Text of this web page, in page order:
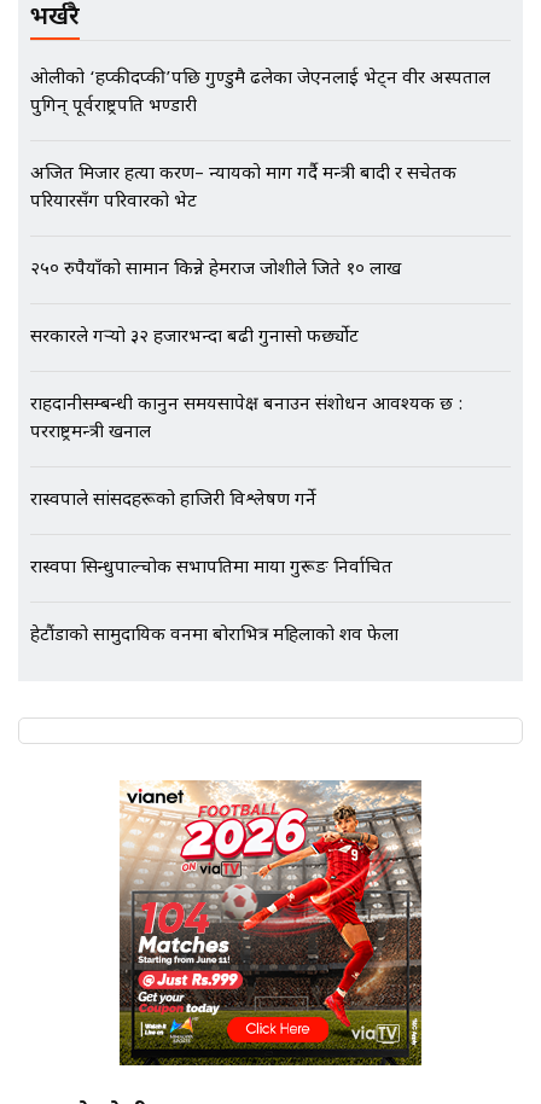
अर्ब बढी घुस!|| SIDHAKURA ||
गायब || Everest Hospital
Followup: CCTV Footage Lost |
भर्खरै
ओलीको ‘हप्कीदप्की’पछि गुण्डुमै ढलेका जेएनलाई भेट्न वीर अस्पताल
पुगिन् पूर्वराष्ट्रपति भण्डारी
अजित मिजार हत्या प्रकरण– न्यायको माग गर्दै मन्त्री बादी र सचेतक
परियारसँग परिवारको भेट
२५० रुपैयाँको सामान किन्ने हेमराज जोशीले जिते १० लाख
सरकारले गर्‍यो ३२ हजारभन्दा बढी गुनासो फर्छ्योट
राहदानीसम्बन्धी कानुन समयसापेक्ष बनाउन संशोधन आवश्यक छ :
परराष्ट्रमन्त्री खनाल
रास्वपाले सांसदहरूको हाजिरी विश्लेषण गर्ने
रास्वपा सिन्धुपाल्चोक सभापतिमा माया गुरूङ निर्वाचित
हेटौंडाको सामुदायिक वनमा बोराभित्र महिलाको शव फेला